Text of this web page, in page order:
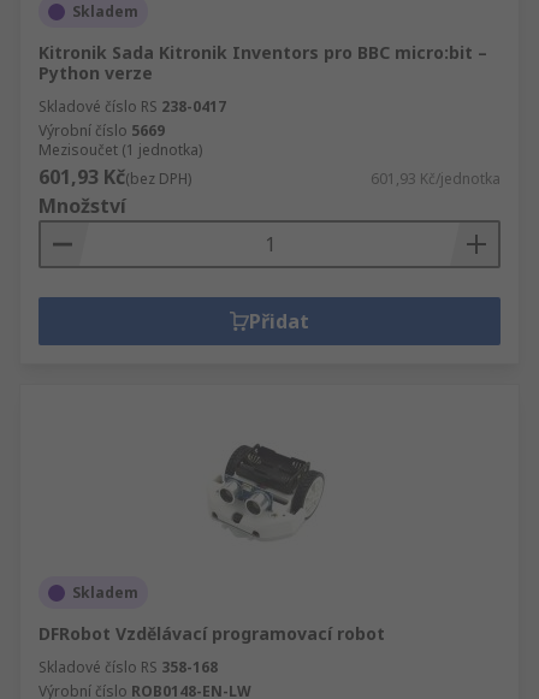
Skladem
Kitronik Sada Kitronik Inventors pro BBC micro:bit –
Python verze
Skladové číslo RS 238-0417
Výrobní číslo 5669
Mezisoučet (1 jednotka)
601,93 Kč(bez DPH) 601,93 Kč/jednotka
Množství
Přidat
Skladem
DFRobot Vzdělávací programovací robot
Skladové číslo RS 358-168
Výrobní číslo ROB0148-EN-LW